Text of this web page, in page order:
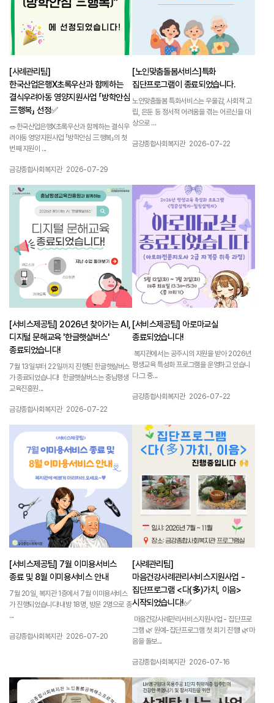
[사례관리팀]
한국산업은행X초록우산과 함께하는
결식우려아동 영양지원사업 「방학안심
三행복」 선정✅
🥗한국산업은행X초록우산과 함께하는 결식우
려아동 영양지원사업 「방학안심 三행복」의 첫
번째 지원이 ...
작성자 :
금강종합사회복지관 작성일 :
2026-07-29
[노인맞춤돌봄서비스]특화
집단프로그램이 종료되었습니다.
노인맞춤돌봄 특화서비스는 우울감, 사회적 고
립, 은둔 등 정서적 어려움을 겪는 어르신을 대
상으로 ...
작성자 :
금강종합사회복지관 작성일 :
2026-07-22
1163
[서비스제공팀] 2026년 찾아가는 AI,
디지털 문해교육 '한글햇살버스'
종료되었습니다!
7월 13일부터 22일까지 진행된 한글햇살버스
가 종료되었습니다! 한글햇살버스는 충남평생
교육진흥원...
작성자 :
금강종합사회복지관 작성일 :
2026-07-22
1162
[서비스제공팀] 아로마교실
종료되었습니다!
복지관에서는 공주시의 지원을 받아 2026년
평생교육 특성화 프로그램을 운영하고 있습니
다.그 중...
작성자 :
금강종합사회복지관 작성일 :
2026-07-22
1161
[서비스제공팀] 7월 이미용서비스
종료 및 8월 이미용서비스 안내
7월 20일, 복지관 1층에서 7월 이미용서비스
가 진행되었습니다!내방 18명, 방문 2명으로 총
...
작성자 :
금강종합사회복지관 작성일 :
2026-07-20
1160
[사례관리팀]
마음건강사례관리서비스지원사업 -
집단프로그램 <다(多)가치, 이음>
시작되었습니다!✅
마음건강사례관리서비스지원사업 - 집단프로
그램 🌿 원예-집단프로그램 첫 회기 진행! 🌿마
음을 돌보...
작성자 :
금강종합사회복지관 작성일 :
2026-07-16
1159 1158